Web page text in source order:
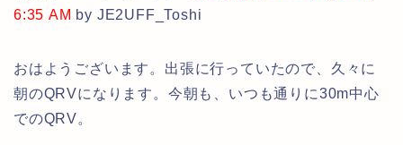
6:35 AM by JE2UFF_Toshi
おはようございます。出張に行っていたので、久々に
朝のQRVになります。今朝も、いつも通りに30m中心
でのQRV。